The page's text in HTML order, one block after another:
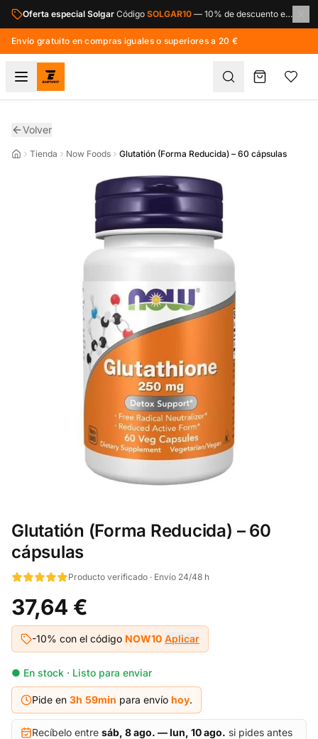
Saltar al contenido principal
Oferta especial Solgar Código SOLGAR10 — 10% de descuento en toda la marca Solgar.
Envío gratuito en compras iguales o superiores a 20 €
Volver
Tienda Now Foods Glutatión (Forma Reducida) – 60 cápsulas
Glutatión (Forma Reducida) – 60
cápsulas
Producto verificado · Envío 24/48 h
37,64 €
-10% con el código NOW10 Aplicar
● En stock · Listo para enviar
Pide en 3h 59min para envío hoy.
Recíbelo entre sáb, 8 ago. — lun, 10 ago. si pides antes